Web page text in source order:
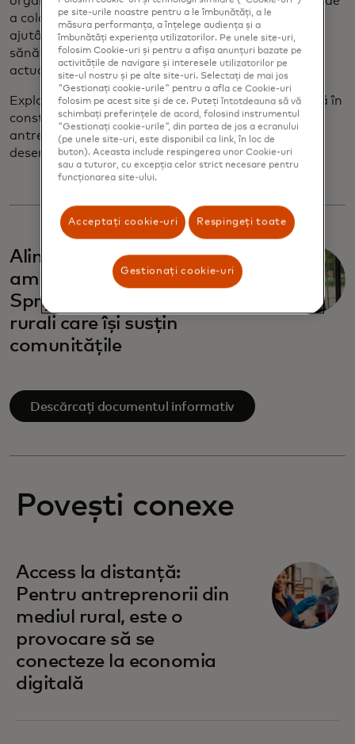
a colabora cu antreprenorii din mediul rural,
ajutându-i să adopte tehnologia, să își consolideze
sănătatea financiară și să prospere în economia
actuală.
Explorează cartea albă completă și alătură-te nouă în
construirea de soluții care să ofere sprijin
antreprenorilor rurali și comunităților pe care le
deservesc.
Alimentarea marilor
ambiții în orașele mici:
Sprijinirea antreprenorilor
rurali care își susțin
comunitățile
Descărcați documentul informativ
Povești conexe
Access la distanță:
Pentru antreprenorii din
mediul rural, este o
provocare să se
conecteze la economia
digitală
pe site-urile noastre pentru a le îmbunătăți, a le
măsura performanța, a înțelege audiența și a
îmbunătăți experiența utilizatorilor. Pe unele site-uri,
folosim Cookie-uri și pentru a afișa anunțuri bazate pe
activitățile de navigare și interesele utilizatorilor pe
site-ul nostru și pe alte site-uri. Selectați de mai jos
"Gestionați cookie-urile" pentru a afla ce Cookie-uri
folosim pe acest site și de ce. Puteți întotdeauna să vă
schimbați preferințele de acord, folosind instrumentul
"Gestionați cookie-urile", din partea de jos a ecranului
(pe unele site-uri, este disponibil ca link, în loc de
buton). Aceasta include respingerea unor Cookie-uri
sau a tuturor, cu excepția celor strict necesare pentru
funcționarea site-ului.
Acceptați cookie-uri Respingeți toate
Gestionați cookie-uri